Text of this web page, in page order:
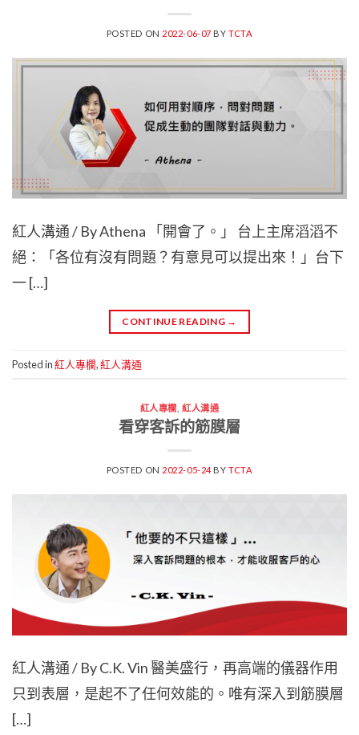
POSTED ON 2022-06-07 BYTCTA
紅人溝通 / By Athena 「開會了。」 台上主席滔滔不
絕：「各位有沒有問題？有意見可以提出來！」台下
一 […]
CONTINUE READING →
Posted in紅人專欄,紅人溝通
紅人專欄 ,紅人溝通
看穿客訴的筋膜層
POSTED ON 2022-05-24BYTCTA
紅人溝通 / By C.K. Vin 醫美盛行，再高端的儀器作用
只到表層，是起不了任何效能的。唯有深入到筋膜層
[…]